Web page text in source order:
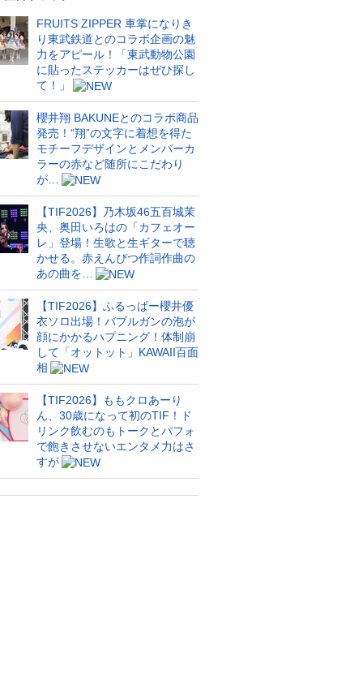
FRUITS ZIPPER 車掌になりき
り東武鉄道とのコラボ企画の魅
力をアピール！「東武動物公園
に貼ったステッカーはぜひ探し
て！」
櫻井翔 BAKUNEとのコラボ商品
発売！“翔”の文字に着想を得た
モチーフデザインとメンバーカ
ラーの赤など随所にこだわり
が…
【TIF2026】乃木坂46五百城茉
央、奥田いろはの「カフェオー
レ」登場！生歌と生ギターで聴
かせる。赤えんぴつ作詞作曲の
あの曲を…
【TIF2026】ふるっぱー櫻井優
衣ソロ出場！バブルガンの泡が
顔にかかるハプニング！体制崩
して「オットット」KAWAII百面
相
【TIF2026】ももクロあーり
ん、30歳になって初のTIF！ド
リンク飲むのもトークとパフォ
で飽きさせないエンタメ力はさ
すが